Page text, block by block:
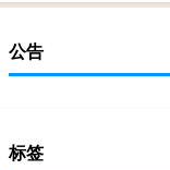
公告
标签